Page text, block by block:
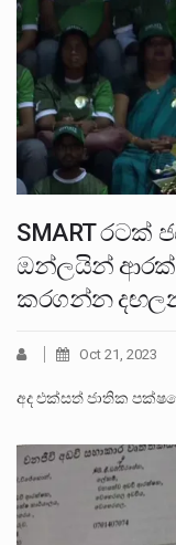
SMART
ඔන්ලයින්
කරගන්න
Oct 21, 2023
අද එක්සත් ජාතික